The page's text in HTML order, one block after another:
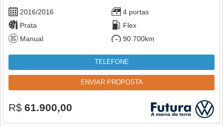
2016/2016
4 portas
Prata
Flex
Manual
90.700km
TELEFONE
ENVIAR PROPOSTA
R$ 61.900,00